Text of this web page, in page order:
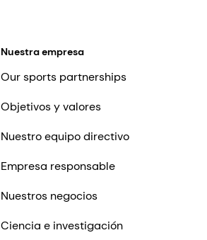
Nuestra empresa
Our sports partnerships
Objetivos y valores
Nuestro equipo directivo
Empresa responsable
Nuestros negocios
Ciencia e investigación